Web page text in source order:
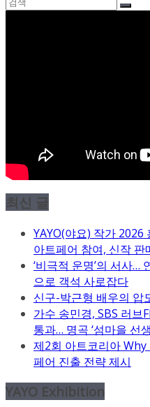
최신 글
YAYO(야요) 작가
아트페어 참여, 신작 판
‘비극적 운명’의 서사…
으로 객석 사로잡다
신구-박근형 배우의 압
가수 송민경, SBS 러브
통과… 명곡 ‘섬마을 선
제2회 아트코리아
페어 진출 전략 제시
YAYO Exhibition